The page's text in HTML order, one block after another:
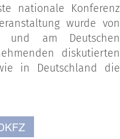
nationale Konferenz
wurde von
und am Deutschen
diskutierten
in Deutschland die